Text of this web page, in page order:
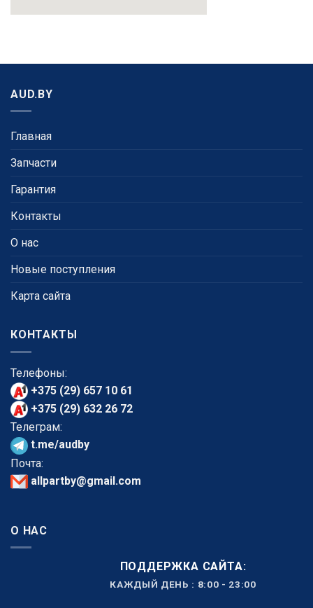
AUD.BY
Главная
Запчасти
Гарантия
Контакты
О нас
Новые поступления
Карта сайта
КОНТАКТЫ
Телефоны:
+375 (29) 657 10 61
+375 (29) 632 26 72
Телеграм:
t.me/audby
Почта:
allpartby@gmail.com
О НАС
ПОДДЕРЖКА САЙТА:
КАЖДЫЙ ДЕНЬ : 8:00 - 23:00